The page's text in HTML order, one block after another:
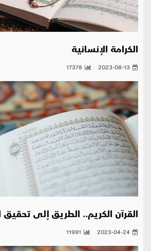
الكرامة الإنسانية
2023-08-13
17378
القرآن الكريم.. الطريق إلى تحقيق
2023-04-24
11991